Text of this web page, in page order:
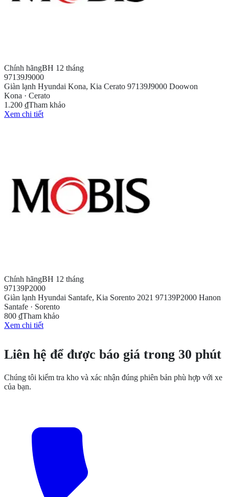
Chính hãngBH 12 tháng
97139J9000
Giàn lạnh Hyundai Kona, Kia Cerato 97139J9000 Doowon
Kona · Cerato
1.200 ₫Tham khảo
Xem chi tiết
Chính hãngBH 12 tháng
97139P2000
Giàn lạnh Hyundai Santafe, Kia Sorento 2021 97139P2000 Hanon
Santafe · Sorento
800 ₫Tham khảo
Xem chi tiết
Liên hệ để được báo giá trong 30 phút
Chúng tôi kiểm tra kho và xác nhận đúng phiên bản phù hợp với xe
của bạn.